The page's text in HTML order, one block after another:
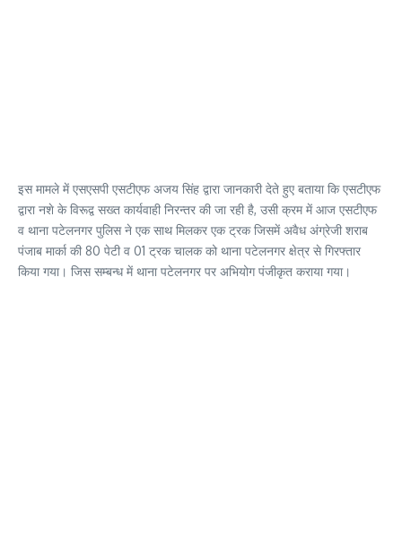
इस मामले में एसएसपी एसटीएफ अजय सिंह द्वारा जानकारी देते हुए बताया कि एसटीएफ
द्वारा नशे के विरूद्व सख्त कार्यवाही निरन्तर की जा रही है, उसी क्रम में आज एसटीएफ
व थाना पटेलनगर पुलिस ने एक साथ मिलकर एक ट्रक जिसमें अवैध अंग्रेजी शराब
पंजाब मार्का की 80 पेटी व 01 ट्रक चालक को थाना पटेलनगर क्षेत्र से गिरफ्तार
किया गया। जिस सम्बन्ध में थाना पटेलनगर पर अभियोग पंजीकृत कराया गया।